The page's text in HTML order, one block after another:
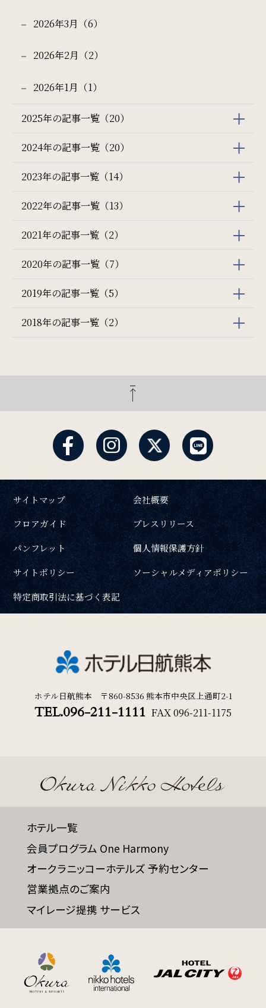
2026年3月（6）
2026年2月（2）
2026年1月（1）
2025年の記事一覧（20）
2024年の記事一覧（20）
2023年の記事一覧（14）
2022年の記事一覧（13）
2021年の記事一覧（2）
2020年の記事一覧（7）
2019年の記事一覧（5）
2018年の記事一覧（2）
サイトマップ
会社概要
フロアガイド
プレスリリース
パンフレット
個人情報保護方針
サイトポリシー
ソーシャルメディアポリシー
特定商取引法に基づく表記
ホテル日航熊本 〒860-8536 熊本市中央区上通町2-1
TEL.096-211-1111 FAX096-211-1175
ホテル一覧
会員プログラム One Harmony
オークラニッコーホテルズ 予約センター
営業拠点のご案内
マイレージ提携 サービス